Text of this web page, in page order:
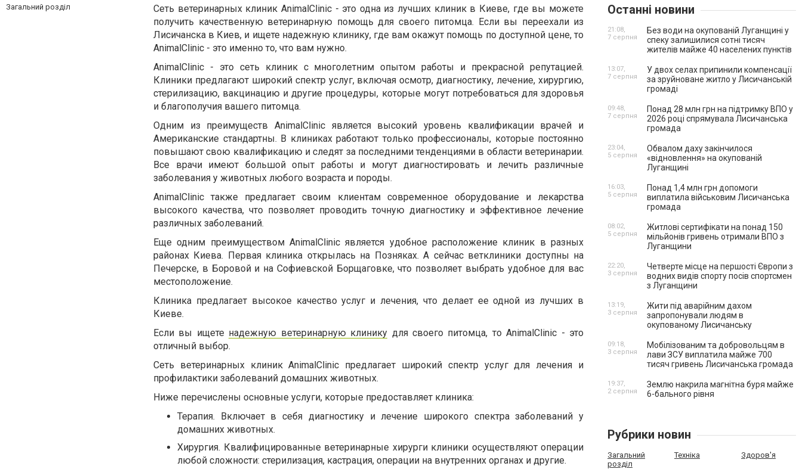
Загальний розділ
Сеть ветеринарных клиник AnimalClinic - это одна из лучших клиник в Киеве, где вы можете
получить качественную ветеринарную помощь для своего питомца. Если вы переехали из
Лисичанска в Киев, и ищете надежную клинику, где вам окажут помощь по доступной цене, то
AnimalClinic - это именно то, что вам нужно.
AnimalClinic - это сеть клиник с многолетним опытом работы и прекрасной репутацией.
Клиники предлагают широкий спектр услуг, включая осмотр, диагностику, лечение, хирургию,
стерилизацию, вакцинацию и другие процедуры, которые могут потребоваться для здоровья
и благополучия вашего питомца.
Одним из преимуществ AnimalClinic является высокий уровень квалификации врачей и
Американские стандартны. В клиниках работают только профессионалы, которые постоянно
повышают свою квалификацию и следят за последними тенденциями в области ветеринарии.
Все врачи имеют большой опыт работы и могут диагностировать и лечить различные
заболевания у животных любого возраста и породы.
AnimalClinic также предлагает своим клиентам современное оборудование и лекарства
высокого качества, что позволяет проводить точную диагностику и эффективное лечение
различных заболеваний.
Еще одним преимуществом AnimalClinic является удобное расположение клиник в разных
районах Киева. Первая клиника открылась на Позняках. А сейчас ветклиники доступны на
Печерске, в Боровой и на Софиевской Борщаговке, что позволяет выбрать удобное для вас
местоположение.
Клиника предлагает высокое качество услуг и лечения, что делает ее одной из лучших в
Киеве.
Если вы ищете надежную ветеринарную клинику для своего питомца, то AnimalClinic - это
отличный выбор.
Сеть ветеринарных клиник AnimalClinic предлагает широкий спектр услуг для лечения и
профилактики заболеваний домашних животных.
Ниже перечислены основные услуги, которые предоставляет клиника:
Терапия. Включает в себя диагностику и лечение широкого спектра заболеваний у
домашних животных.
Хирургия. Квалифицированные ветеринарные хирурги клиники осуществляют операции
любой сложности: стерилизация, кастрация, операции на внутренних органах и другие.
Останні новини
Без води на окупованій Луганщині у
спеку залишилися сотні тисяч
жителів майже 40 населених пунктів
21:08,
7 серпня
У двох селах припинили компенсації
за зруйноване житло у Лисичанській
громаді
13:07,
7 серпня
Понад 28 млн грн на підтримку ВПО у
2026 році спрямувала Лисичанська
громада
09:48,
7 серпня
Обвалом даху закінчилося
«відновлення» на окупованій
Луганщині
23:04,
5 серпня
Понад 1,4 млн грн допомоги
виплатила військовим Лисичанська
громада
16:03,
5 серпня
Житлові сертифікати на понад 150
мільйонів гривень отримали ВПО з
Луганщини
08:02,
5 серпня
Четверте місце на першості Європи з
водних видів спорту посів спортсмен
з Луганщини
22:20,
3 серпня
Жити під аварійним дахом
запропонували людям в
окупованому Лисичанську
13:19,
3 серпня
Мобілізованим та добровольцям в
лави ЗСУ виплатила майже 700
тисяч гривень Лисичанська громада
09:18,
3 серпня
Землю накрила магнітна буря майже
6-бального рівня
19:37,
2 серпня
Рубрики новин
Загальний
розділ
Техніка Здоров'я